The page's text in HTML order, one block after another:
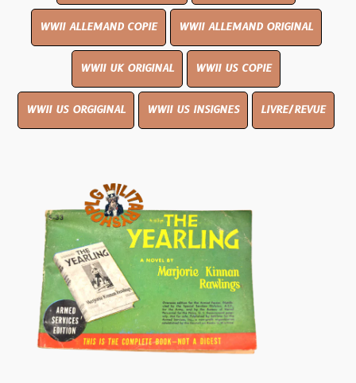
WWII ALLEMAND COPIE WWII ALLEMAND ORIGINAL
WWII UK ORIGINAL WWII US COPIE
WWII US ORGIGINAL WWII US INSIGNES LIVRE/REVUE